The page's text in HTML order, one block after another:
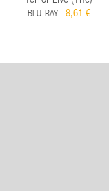
BLU-RAY - 8,61 €